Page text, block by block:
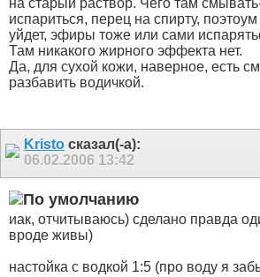
испариться, перец на спирту,
уйдет, эфиры тоже или сами
Там никакого жирного эффекта нет.
Да, для сухой кожи, наверное, есть
разбавить водичкой.
Kristo сказал(-а):
06.02.2006 13:42
иак, отчитываюсь) сделано правда
вроде живы)
настойка с водкой 1:5 (про воду я